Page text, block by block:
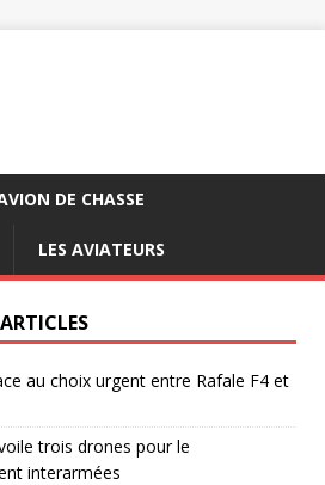
DE CHASSE
LES AVIATEURS
au choix urgent entre Rafale F4 et
trois drones pour le
interarmées